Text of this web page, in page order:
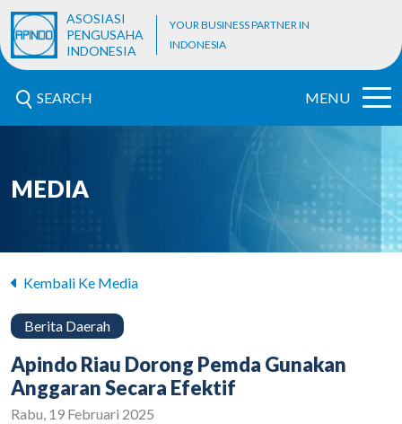
ASOSIASI
PENGUSAHA
INDONESIA
YOUR BUSINESS PARTNER IN
INDONESIA
SEARCH MENU
MEDIA
Kembali Ke Media
Berita Daerah
Apindo Riau Dorong Pemda Gunakan
Anggaran Secara Efektif
Rabu, 19 Februari 2025